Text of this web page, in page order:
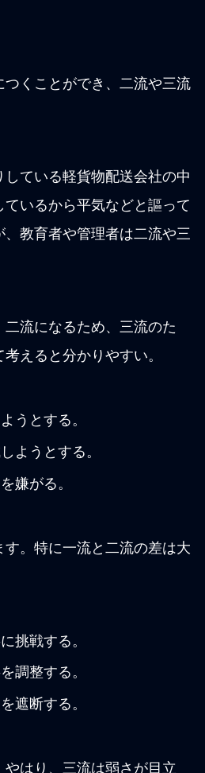
つくことができ、二流や三流
している軽貨物配送会社の中
いるから平気などと謳って
教育者や管理者は二流や三
流になるため、三流のた
えると分かりやすい。
うとする。
ようとする。
嫌がる。
す。特に一流と二流の差は大
挑戦する。
調整する。
遮断する。
やはり、三流は弱さが目立